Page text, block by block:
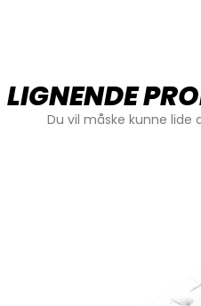
LIGNENDE
Du vil måske kunne lide